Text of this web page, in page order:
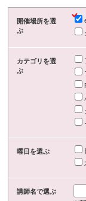
開催場所を選
ぶ
カテゴリを選
ぶ
曜日を選ぶ
講師名で選ぶ